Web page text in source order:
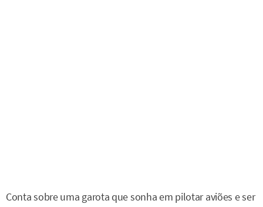
Conta sobre uma garota que sonha em pilotar aviões e ser